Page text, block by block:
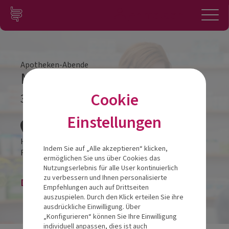
Zum Inhalt springen
Konto
Apotheken-Abende
Mund-Darm Achse
30.10.2024
Hotel Böhlerstern
Friedrich-Böhler-Straße 138605Kapfenberg
Die Veranstaltung ist beendet.
Cookie
Einstellungen
Indem Sie auf „Alle akzeptieren“ klicken,
ermöglichen Sie uns über Cookies das
Nutzungserlebnis für alle User kontinuierlich
zu verbessern und Ihnen personalisierte
Empfehlungen auch auf Drittseiten
auszuspielen. Durch den Klick erteilen Sie ihre
ausdrückliche Einwilligung. Über
„Konfigurieren“ können Sie Ihre Einwilligung
individuell anpassen, dies ist auch